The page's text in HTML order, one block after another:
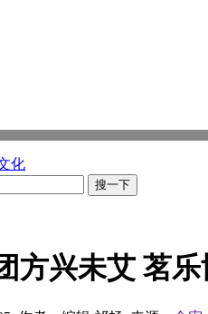
化
方兴未艾 茗